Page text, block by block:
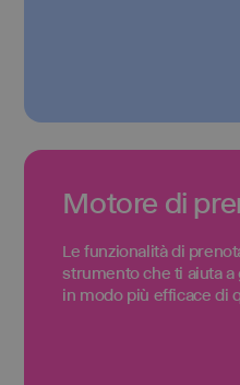
Motore di
Le funzionalità di
strumento che ti aiuta
in modo più efficace di